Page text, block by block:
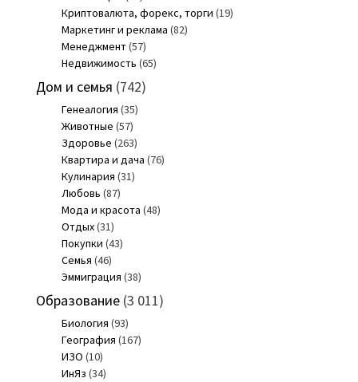
Криптовалюта, форекс, торги (19)
Маркетинг и реклама (82)
Менеджмент(57)
Недвижимость (65)
Дом и семья (742)
Генеалогия (35)
Животные (57)
Здоровье (263)
Квартира и дача (76)
Кулинария (31)
Любовь (87)
Мода и красота (48)
Отдых(31)
Покупки (43)
Семья (46)
Эммиграция (38)
Образование(3 011)
Биология (93)
География (167)
ИЗО (10)
ИнЯз (34)